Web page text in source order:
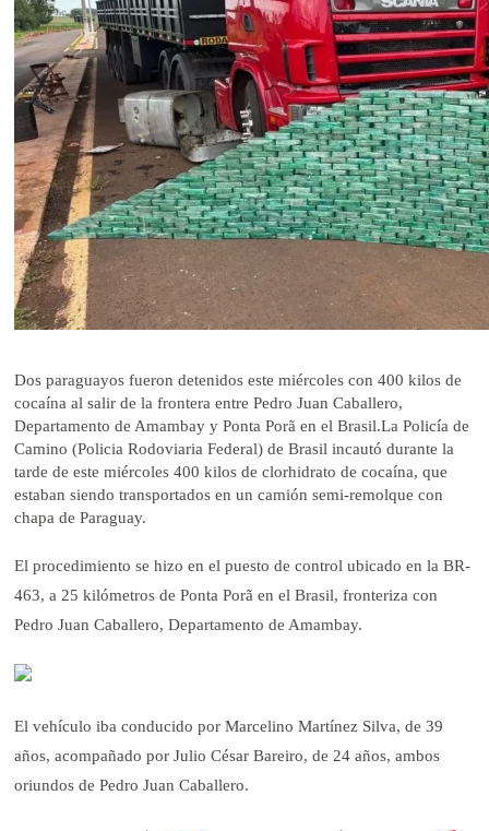
Dos paraguayos fueron detenidos este miércoles con 400 kilos de
cocaína al salir de la frontera entre Pedro Juan Caballero,
Departamento de Amambay y Ponta Porã en el Brasil.La Policía de
Camino (Policia Rodoviaria Federal) de Brasil incautó durante la
tarde de este miércoles 400 kilos de clorhidrato de cocaína, que
estaban siendo transportados en un camión semi-remolque con
chapa de Paraguay.
El procedimiento se hizo en el puesto de control ubicado en la BR-
463, a 25 kilómetros de Ponta Porã en el Brasil, fronteriza con
Pedro Juan Caballero, Departamento de Amambay.
El vehículo iba conducido por Marcelino Martínez Silva, de 39
años, acompañado por Julio César Bareiro, de 24 años, ambos
oriundos de Pedro Juan Caballero.